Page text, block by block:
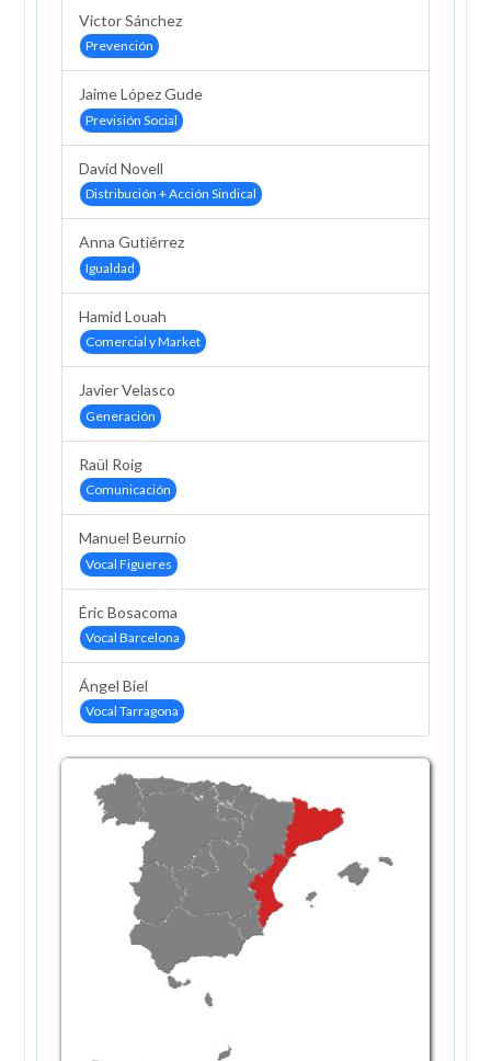
Victor Sánchez
Prevención
Jaime López Gude
Previsión Social
David Novell
Distribución + Acción Sindical
Anna Gutiérrez
Igualdad
Hamid Louah
Comercial y Market
Javier Velasco
Generación
Raül Roig
Comunicación
Manuel Beurnio
Vocal Figueres
Éric Bosacoma
Vocal Barcelona
Ángel Biel
Vocal Tarragona